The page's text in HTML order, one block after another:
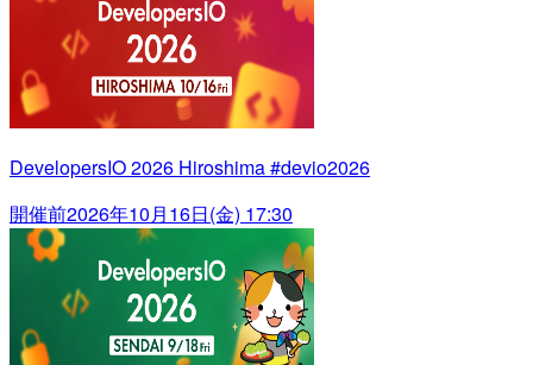
DevelopersIO 2026 Hiroshima #devio2026
開催前2026年10月16日(金) 17:30